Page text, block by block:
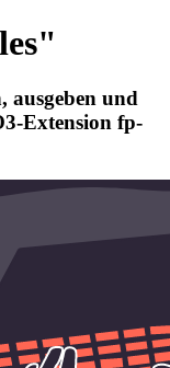
ausgeben und
Extension fp-